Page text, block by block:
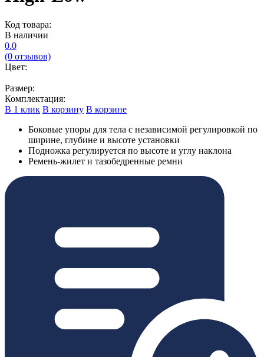
Код товара:
В наличии
0.0
(0 отзывов)
Цвет:
Размер:
Комплектация:
В 1 клик В корзину В корзине
Боковые упоры для тела с независимой регулировкой по
ширине, глубине и высоте установки
Подножка регулируется по высоте и углу наклона
Ремень-жилет и тазобедренные ремни